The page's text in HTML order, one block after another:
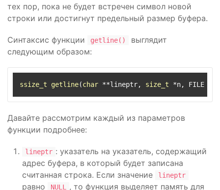
тех пор, пока не будет встречен символ новой
строки или достигнут предельный размер буфера.
Синтаксис функции getline()
выглядит
следующим образом:
ssize_t getline(char **lineptr, size_t *n, FILE
Давайте рассмотрим каждый из параметров
функции подробнее:
lineptr : указатель на указатель, содержащий
адрес буфера, в который будет записана
считанная строка. Если значение
lineptr
равно NULL
, то функция выделяет память для